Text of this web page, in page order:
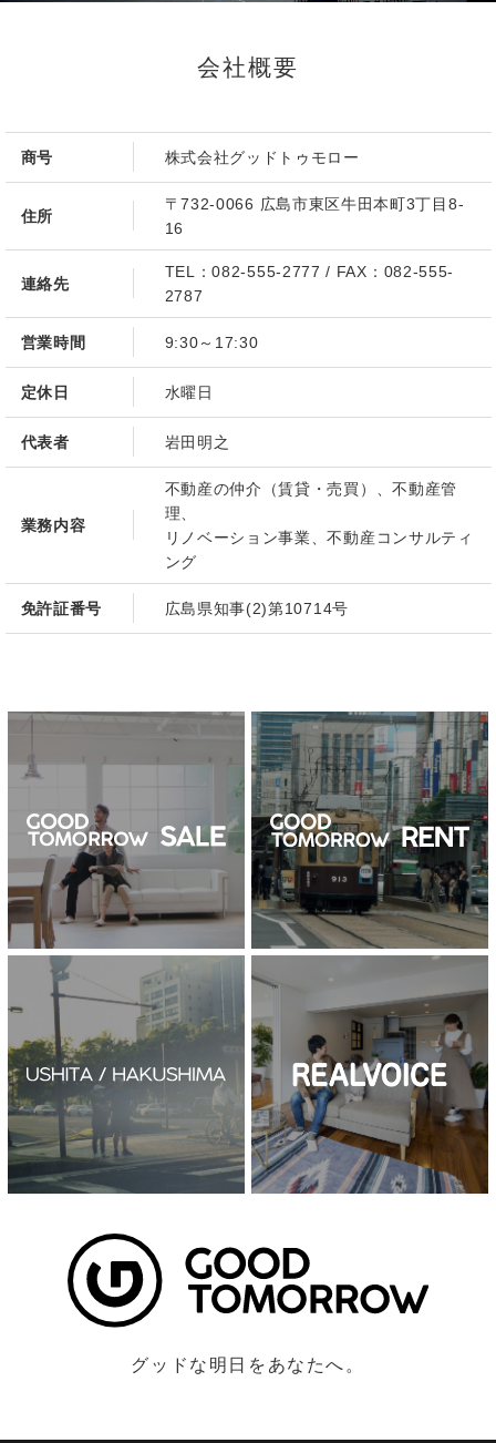
会社概要
商号 株式会社グッドトゥモロー
住所
〒732-0066 広島市東区牛田本町3丁目8-
16
連絡先
TEL：082-555-2777 / FAX：082-555-
2787
営業時間 9:30～17:30
定休日 水曜日
代表者 岩田明之
業務内容
不動産の仲介（賃貸・売買）、不動産管
理、
リノベーション事業、不動産コンサルティ
ング
免許証番号 広島県知事(2)第10714号
グッドな明日をあなたへ。